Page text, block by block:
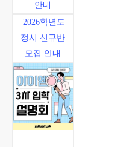
안내
2026학년도
정시 신규반
모집 안내